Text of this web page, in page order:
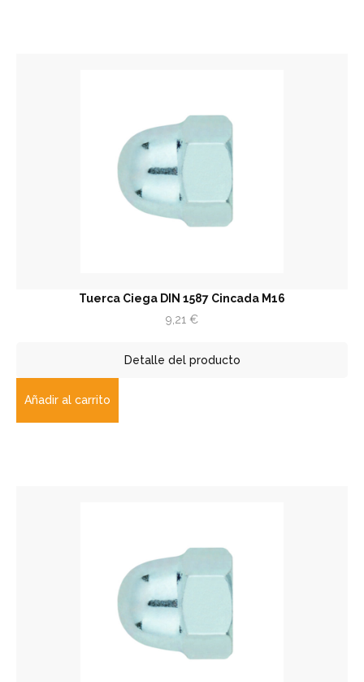
Tuerca Ciega DIN 1587 Cincada M16
9,21 €
Detalle del producto
Añadir al carrito